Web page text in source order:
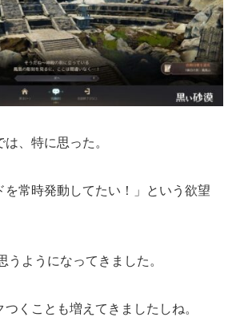
、特に思った。
を常時発動してたい！」という欲望
うようになってきました。
くことも増えてきましたしね。